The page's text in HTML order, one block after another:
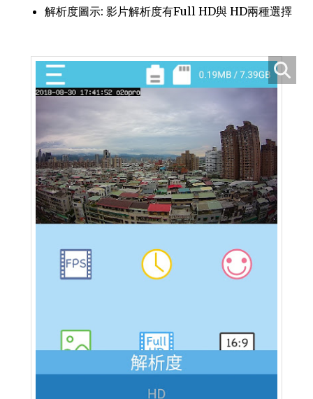
解析度圖示: 影片解析度有Full HD與 HD兩種選擇